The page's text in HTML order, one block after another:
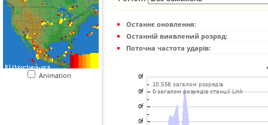
Animation
Останнє оновлення:
Останній виявлений розряд:
Поточна частота ударів: